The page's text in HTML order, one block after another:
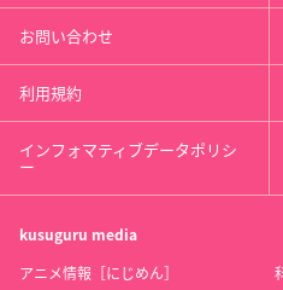
お問い合わせ
利用規約
インフォマティブデータポリシ
ー
kusuguru media
アニメ情報［にじめん］